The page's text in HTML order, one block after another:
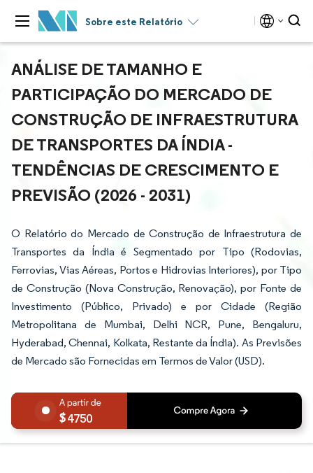
Sobre este Relatório
ANÁLISE DE TAMANHO E
PARTICIPAÇÃO DO MERCADO DE
CONSTRUÇÃO DE INFRAESTRUTURA
DE TRANSPORTES DA ÍNDIA -
TENDÊNCIAS DE CRESCIMENTO E
PREVISÃO (2026 - 2031)
O Relatório do Mercado de Construção de Infraestrutura de
Transportes da Índia é Segmentado por Tipo (Rodovias,
Ferrovias, Vias Aéreas, Portos e Hidrovias Interiores), por Tipo
de Construção (Nova Construção, Renovação), por Fonte de
Investimento (Público, Privado) e por Cidade (Região
Metropolitana de Mumbai, Delhi NCR, Pune, Bengaluru,
Hyderabad, Chennai, Kolkata, Restante da Índia). As Previsões
de Mercado são Fornecidas em Termos de Valor (USD).
4750